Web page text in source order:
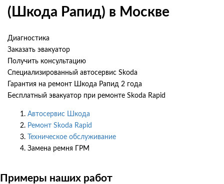
(Шкода Рапид) в Москве
Диагностика
Заказать эвакуатор
Получить консультацию
Специализированный автосервис Skoda
Гарантия на ремонт Шкода Рапид 2 года
Бесплатный эвакуатор при ремонте Skoda Rapid
Автосервис Шкода
Ремонт Skoda Rapid
Техническое обслуживание
Замена ремня ГРМ
Примеры наших работ